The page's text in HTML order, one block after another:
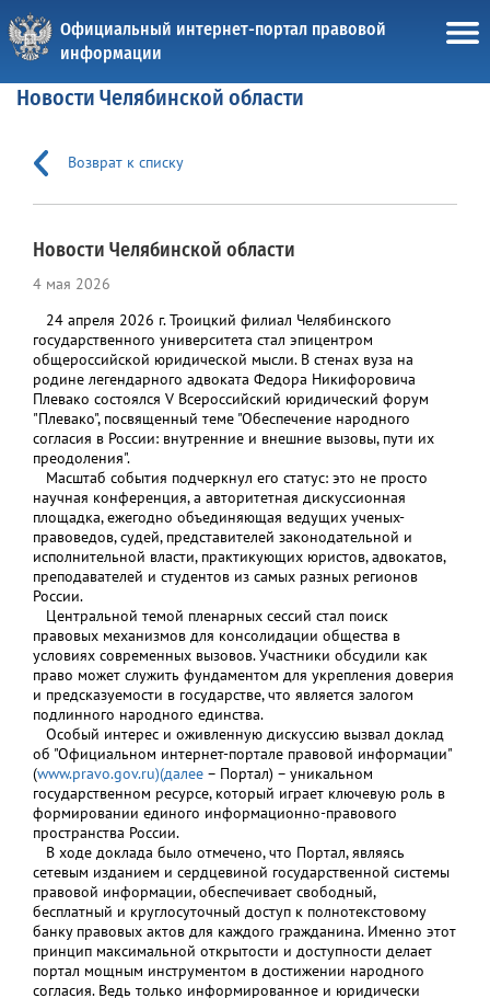
Официальный интернет-портал правовой
информации
Новости Челябинской области
Возврат к списку
Новости Челябинской области
4 мая 2026
24 апреля 2026 г. Троицкий филиал Челябинского
государственного университета стал эпицентром
общероссийской юридической мысли. В стенах вуза на
родине легендарного адвоката Федора Никифоровича
Плевако состоялся V Всероссийский юридический форум
"Плевако", посвященный теме "Обеспечение народного
согласия в России: внутренние и внешние вызовы, пути их
преодоления".
Масштаб события подчеркнул его статус: это не просто
научная конференция, а авторитетная дискуссионная
площадка, ежегодно объединяющая ведущих ученых-
правоведов, судей, представителей законодательной и
исполнительной власти, практикующих юристов, адвокатов,
преподавателей и студентов из самых разных регионов
России.
Центральной темой пленарных сессий стал поиск
правовых механизмов для консолидации общества в
условиях современных вызовов. Участники обсудили как
право может служить фундаментом для укрепления доверия
и предсказуемости в государстве, что является залогом
подлинного народного единства.
Особый интерес и оживленную дискуссию вызвал доклад
об "Официальном интернет-портале правовой информации"
(www.pravo.gov.ru)(далее – Портал) – уникальном
государственном ресурсе, который играет ключевую роль в
формировании единого информационно-правового
пространства России.
В ходе доклада было отмечено, что Портал, являясь
сетевым изданием и сердцевиной государственной системы
правовой информации, обеспечивает свободный,
бесплатный и круглосуточный доступ к полнотекстовому
банку правовых актов для каждого гражданина. Именно этот
принцип максимальной открытости и доступности делает
портал мощным инструментом в достижении народного
согласия. Ведь только информированное и юридически